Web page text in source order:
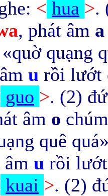
< hua >.
, phát âm
quạng
u rồi lướt
guo >. (2)
âm o
quê
u rồi
kuai >. (2)